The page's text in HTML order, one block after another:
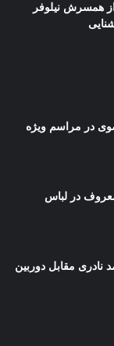
همسرش نیلوفر
در مراسم ویژه
در لباس
نادری مقابل دوربین